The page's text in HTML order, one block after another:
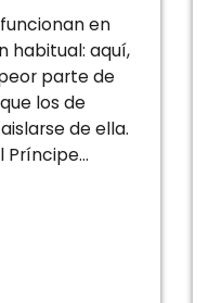
en
habitual: aquí,
parte de
los de
de ella.
Príncipe